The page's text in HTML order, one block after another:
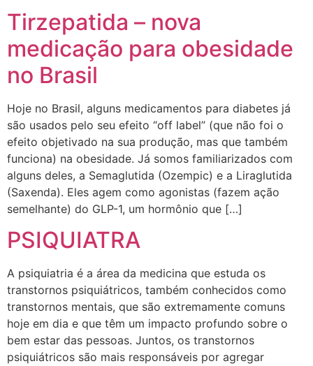
Tirzepatida – nova
medicação para obesidade
no Brasil
Hoje no Brasil, alguns medicamentos para diabetes já
são usados pelo seu efeito “off label” (que não foi o
efeito objetivado na sua produção, mas que também
funciona) na obesidade. Já somos familiarizados com
alguns deles, a Semaglutida (Ozempic) e a Liraglutida
(Saxenda). Eles agem como agonistas (fazem ação
semelhante) do GLP-1, um hormônio que […]
PSIQUIATRA
A psiquiatria é a área da medicina que estuda os
transtornos psiquiátricos, também conhecidos como
transtornos mentais, que são extremamente comuns
hoje em dia e que têm um impacto profundo sobre o
bem estar das pessoas. Juntos, os transtornos
psiquiátricos são mais responsáveis por agregar